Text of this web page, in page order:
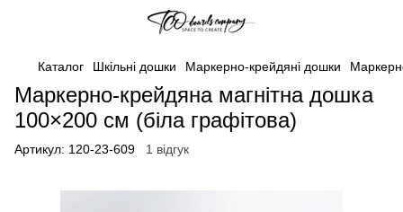
Каталог Шкільні дошки Маркерно-крейдяні дошки
Маркерно-крейдяна магнітна дошка
100×200 см (біла графітова)
Артикул: 120-23-609 1 відгук